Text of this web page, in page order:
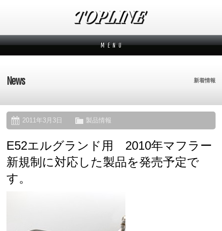
M E N U
ブランドから探す
How to order
オーダー方法
ムービー
News 新着情報
2011年3月3日 製品情報
E52エルグランド用 2010年マフラー
新規制に対応した製品を発売予定で
す。